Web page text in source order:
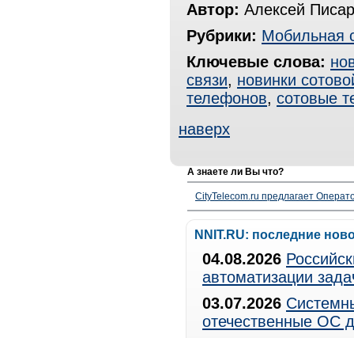
Автор: Алексей
Рубрики: Мобильная
Ключевые слова:
связи, новинки
телефонов, сотовые
наверх
А знаете ли Вы что?
CityTelecom.ru предлагает
NNIT.RU: последние
04.08.2026
автоматизации
03.07.2026
отечественные ОС